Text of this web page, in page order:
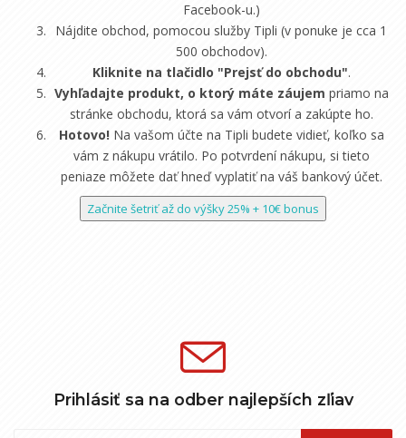
Facebook-u.)
Nájdite obchod, pomocou služby Tipli (v ponuke je cca 1
500 obchodov).
Kliknite na tlačidlo "Prejsť do obchodu".
Vyhľadajte produkt, o ktorý máte záujem priamo na
stránke obchodu, ktorá sa vám otvorí a zakúpte ho.
Hotovo! Na vašom účte na Tipli budete vidieť, koľko sa
vám z nákupu vrátilo. Po potvrdení nákupu, si tieto
peniaze môžete dať hneď vyplatiť na váš bankový účet.
Začnite šetriť až do výšky 25% + 10€ bonus
Prihlásiť sa na odber najlepších zľiav